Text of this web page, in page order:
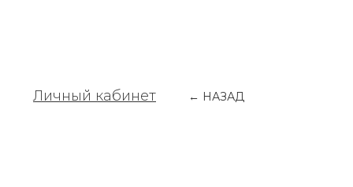
Личный кабинет ← НАЗАД